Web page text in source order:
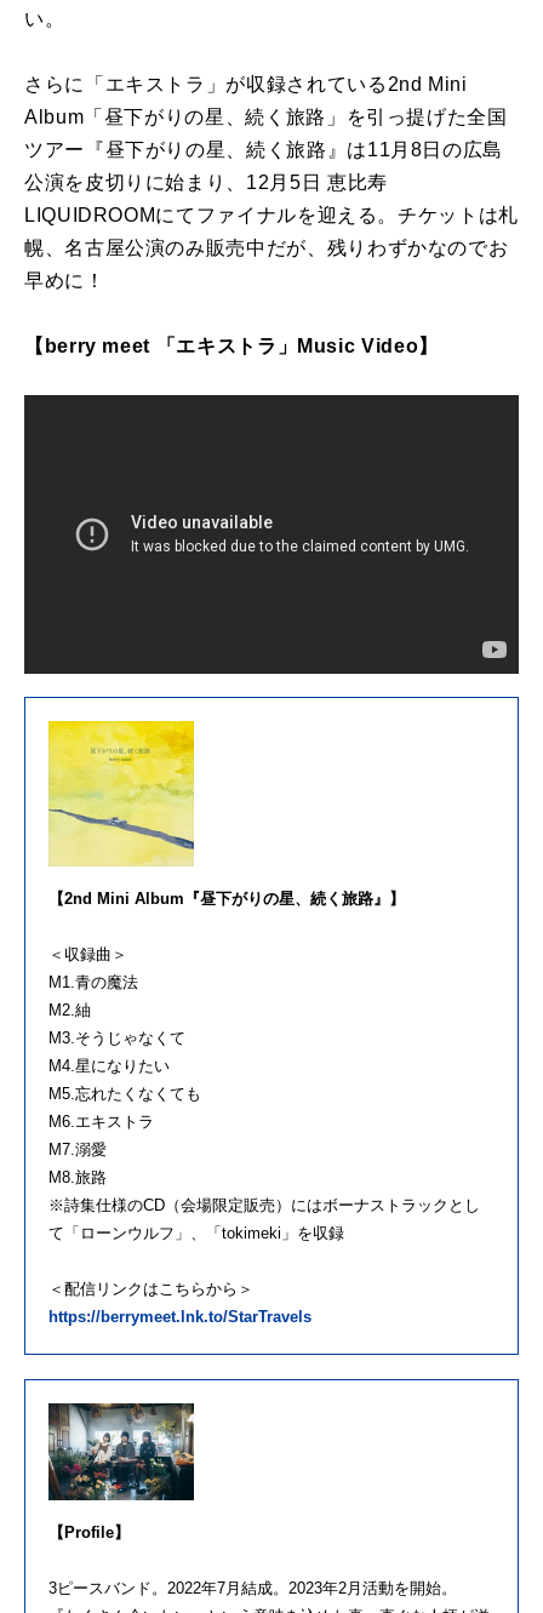
い。
さらに「エキストラ」が収録されている2nd Mini
Album「昼下がりの星、続く旅路」を引っ提げた全国
ツアー『昼下がりの星、続く旅路』は11月8日の広島
公演を皮切りに始まり、12月5日 恵比寿
LIQUIDROOMにてファイナルを迎える。チケットは札
幌、名古屋公演のみ販売中だが、残りわずかなのでお
早めに！
【berry meet 「エキストラ」Music Video】
【2nd Mini Album『昼下がりの星、続く旅路』】
＜収録曲＞
M1.青の魔法
M2.紬
M3.そうじゃなくて
M4.星になりたい
M5.忘れたくなくても
M6.エキストラ
M7.溺愛
M8.旅路
※詩集仕様のCD（会場限定販売）にはボーナストラックとし
て「ローンウルフ」、「tokimeki」を収録
＜配信リンクはこちらから＞
https://berrymeet.lnk.to/StarTravels
【Profile】
3ピースバンド。2022年7月結成。2023年2月活動を開始。